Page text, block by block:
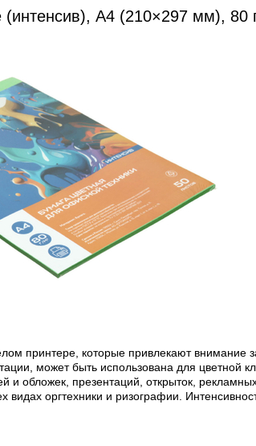
А4 (210×297 мм), 80
принтере, которые привлекают внимание
может быть использована для цветной
и обложек, презентаций, открыток,
видах оргтехники и ризографии.